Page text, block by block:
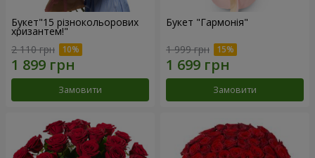
Букет"15 різнокольорових
хризантем!"
2 110 грн
Замовити
Букет "Гармонія"
1 999 грн
Замовити